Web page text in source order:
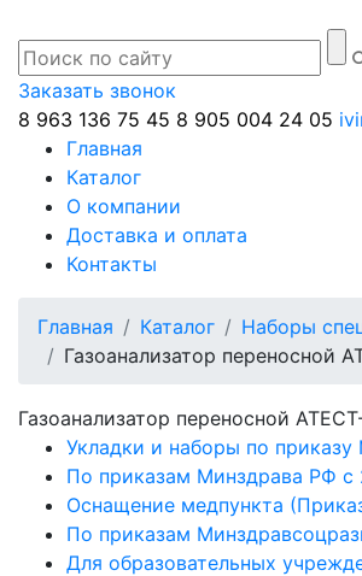
Заказать звонок
8 963 136 75 45 8 905 004 24 05
Главная
Каталог
О компании
Доставка и оплата
Контакты
Главная Каталог
Наборы
Газоанализатор переносной
Газоанализатор переносной
Укладки и наборы по
По приказам Минздрава РФ с
Оснащение медпункта
По приказам
Для образовательных